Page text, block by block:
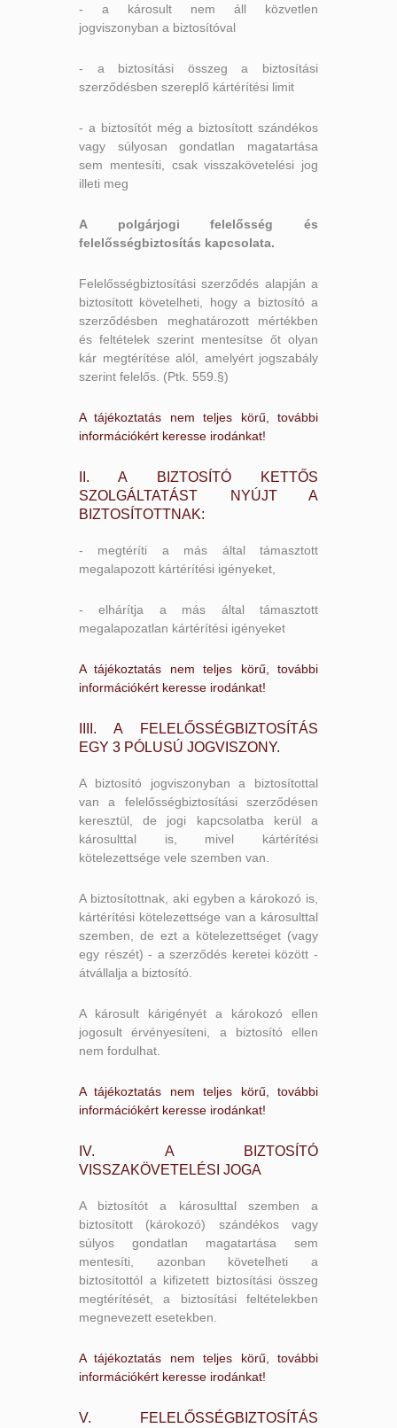
- a károsult nem áll közvetlen
jogviszonyban a biztosítóval
- a biztosítási összeg a biztosítási
szerződésben szereplő kártérítési limit
- a biztosítót még a biztosított szándékos
vagy súlyosan gondatlan magatartása
sem mentesíti, csak visszakövetelési jog
illeti meg
A polgárjogi felelősség és
felelősségbiztosítás kapcsolata.
Felelősségbiztosítási szerződés alapján a
biztosított követelheti, hogy a biztosító a
szerződésben meghatározott mértékben
és feltételek szerint mentesítse őt olyan
kár megtérítése alól, amelyért jogszabály
szerint felelős. (Ptk. 559.§)
A tájékoztatás nem teljes körű, további
információkért keresse irodánkat!
II. A BIZTOSÍTÓ KETTŐS
SZOLGÁLTATÁST NYÚJT A
BIZTOSÍTOTTNAK:
- megtéríti a más által támasztott
megalapozott kártérítési igényeket,
- elhárítja a más által támasztott
megalapozatlan kártérítési igényeket
A tájékoztatás nem teljes körű, további
információkért keresse irodánkat!
IIII. A FELELŐSSÉGBIZTOSÍTÁS
EGY 3 PÓLUSÚ JOGVISZONY.
A biztosító jogviszonyban a biztosítottal
van a felelősségbiztosítási szerződésen
keresztül, de jogi kapcsolatba kerül a
károsulttal is, mivel kártérítési
kötelezettsége vele szemben van.
A biztosítottnak, aki egyben a károkozó is,
kártérítési kötelezettsége van a károsulttal
szemben, de ezt a kötelezettséget (vagy
egy részét) - a szerződés keretei között -
átvállalja a biztosító.
A károsult kárigényét a károkozó ellen
jogosult érvényesíteni, a biztosító ellen
nem fordulhat.
A tájékoztatás nem teljes körű, további
információkért keresse irodánkat!
IV. A BIZTOSÍTÓ
VISSZAKÖVETELÉSI JOGA
A biztosítót a károsulttal szemben a
biztosított (károkozó) szándékos vagy
súlyos gondatlan magatartása sem
mentesíti, azonban követelheti a
biztosítottól a kifizetett biztosítási összeg
megtérítését, a biztosítási feltételekben
megnevezett esetekben.
A tájékoztatás nem teljes körű, további
információkért keresse irodánkat!
V. FELELŐSSÉGBIZTOSÍTÁS